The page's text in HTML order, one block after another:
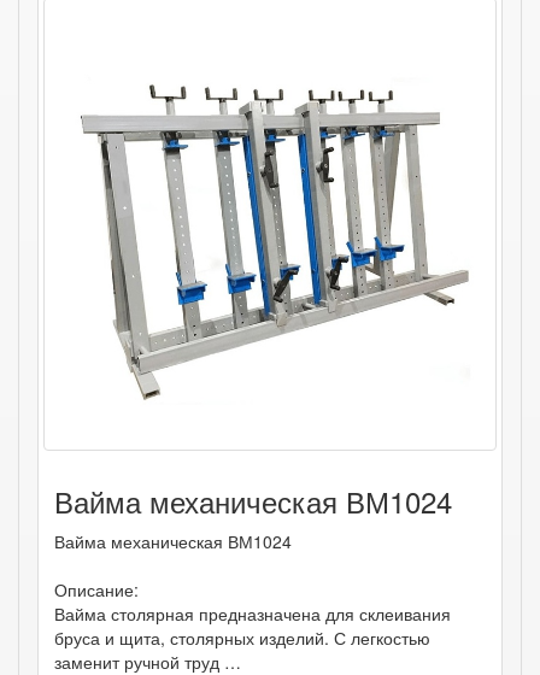
Вайма механическая ВМ1024
Вайма механическая ВМ1024
Описание:
Вайма столярная предназначена для склеивания
бруса и щита, столярных изделий. С легкостью
заменит ручной труд …